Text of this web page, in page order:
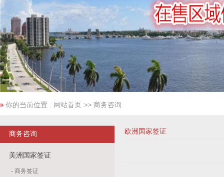
你的当前位置 : 网站首页 >> 商务咨询
商务咨询
美洲国家签证
- 商务签证
欧洲国家签证